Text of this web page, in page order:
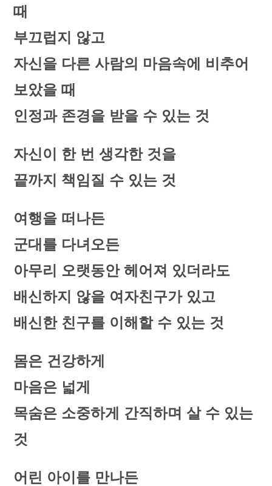
때
부끄럽지 않고
자신을 다른 사람의 마음속에 비추어
보았을 때
인정과 존경을 받을 수 있는 것
자신이 한 번 생각한 것을
끝까지 책임질 수 있는 것
여행을 떠나든
군대를 다녀오든
아무리 오랫동안 헤어져 있더라도
배신하지 않을 여자친구가 있고
배신한 친구를 이해할 수 있는 것
몸은 건강하게
마음은 넓게
목숨은 소중하게 간직하며 살 수 있는
것
어린 아이를 만나든